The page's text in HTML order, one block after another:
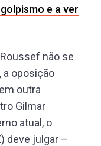
e a ver
não se
a oposição
outra
Gilmar
atual, o
deve julgar –